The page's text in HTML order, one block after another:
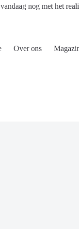
nog met het
Over ons